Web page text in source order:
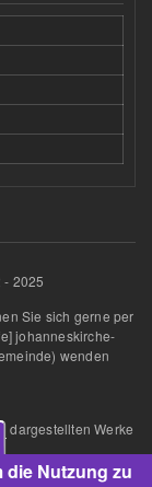
2025
Sie sich gerne per
johanneskirche-
wenden
dargestellten Werke
- Keine
die Nutzung zu